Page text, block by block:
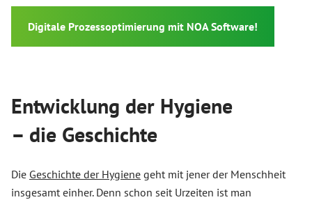
Digitale Prozessoptimierung mit NOA Software!
Entwicklung der Hygiene
– die Geschichte
Die Geschichte der Hygiene geht mit jener der Menschheit
insgesamt einher. Denn schon seit Urzeiten ist man